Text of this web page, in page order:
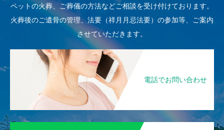
ペットの火葬、ご葬儀の方法などご相談を受け付けております。
火葬後のご遺骨の管理、法要（祥月月忌法要）の参加等、ご案内
させていただきます。
電話でお問い合わせ